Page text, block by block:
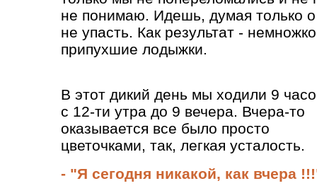
не понимаю. Идешь, думая только о
не упасть. Как результат -
припухшие лодыжки.
В этот дикий день мы ходили 9
с 12-ти утра до 9 вечера. Вчера-то
оказывается все было просто
цветочками, так, легкая усталость.
- "Я сегодня никакой, как вчера